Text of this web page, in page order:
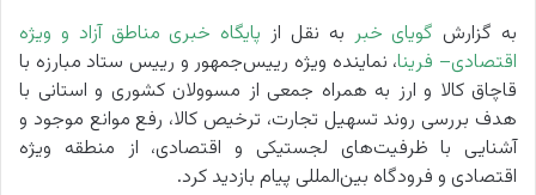
به گزارش گویای خبر به نقل از پایگاه خبری مناطق آزاد و ویژه
اقتصادی– فرینا، نماینده ویژه رییس‌جمهور و رییس ستاد مبارزه با
قاچاق کالا و ارز به همراه جمعی از مسوولان کشوری و استانی با
هدف بررسی روند تسهیل تجارت، ترخیص کالا، رفع موانع موجود و
آشنایی با ظرفیت‌های لجستیکی و اقتصادی، از منطقه ویژه
اقتصادی و فرودگاه بین‌المللی پیام بازدید کرد.